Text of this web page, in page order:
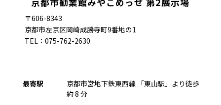
〒606-8343
京都市左京区岡崎成勝寺町9番地の1
TEL：075-762-2630
最寄駅
京都市営地下鉄東西線 「東山駅」より徒歩
約 8 分